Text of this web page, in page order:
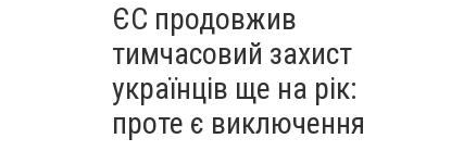
ЄС продовжив
тимчасовий захист
українців ще на рік:
проте є виключення